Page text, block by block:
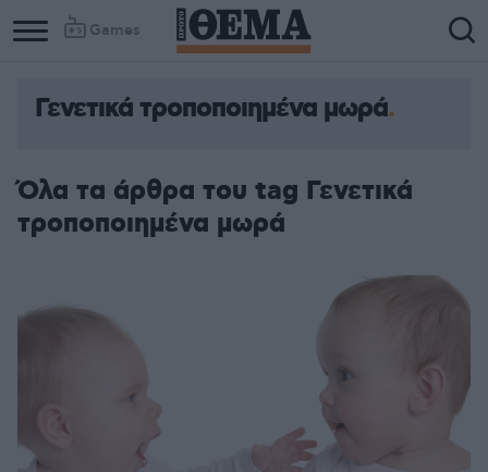
Games
Γενετικά τροποποιημένα μωρά
Όλα τα άρθρα του tag Γενετικά
τροποποιημένα μωρά